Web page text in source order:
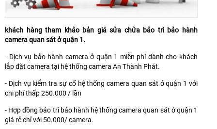
khách hàng tham khảo bản giá sửa chửa bảo trì bảo hành
camera quan sát ở quận 1.
- Dịch vụ bảo hành camera ở quận 1 miễn phí dành cho khách
lắp đặt camera tại hệ thống camera An Thành Phát.
- Dịch vụ kiểm tra sự cố hệ thống camera quan sát ở quận 1 với
chi phí thấp 250.000 / lần
- Hợp đồng bảo trì bảo hành hệ thống camera quan sát ở quận 1
giá rẻ chỉ với 50.000/ camera.